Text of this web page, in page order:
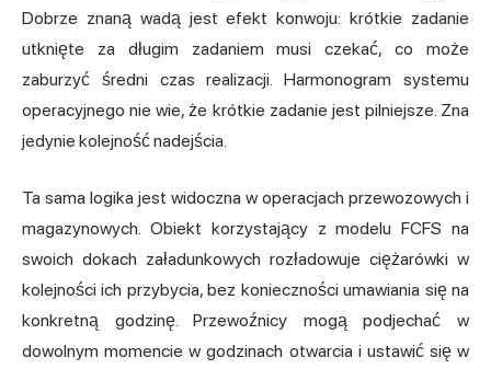
Dobrze znaną wadą jest efekt konwoju: krótkie zadanie
utknięte za długim zadaniem musi czekać, co może
zaburzyć średni czas realizacji. Harmonogram systemu
operacyjnego nie wie, że krótkie zadanie jest pilniejsze. Zna
jedynie kolejność nadejścia.
Ta sama logika jest widoczna w operacjach przewozowych i
magazynowych. Obiekt korzystający z modelu FCFS na
swoich dokach załadunkowych rozładowuje ciężarówki w
kolejności ich przybycia, bez konieczności umawiania się na
konkretną godzinę. Przewoźnicy mogą podjechać w
dowolnym momencie w godzinach otwarcia i ustawić się w